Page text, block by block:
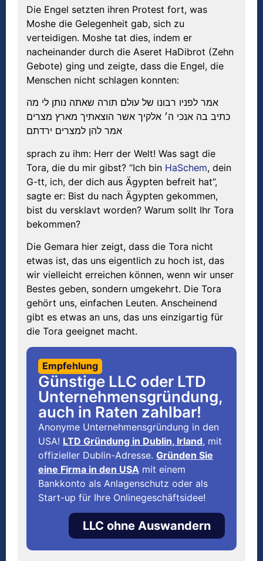
Die Engel setzten ihren Protest fort, was
Moshe die Gelegenheit gab, sich zu
verteidigen. Moshe tat dies, indem er
nacheinander durch die Aseret HaDibrot (Zehn
Gebote) ging und zeigte, dass die Engel, die
Menschen nicht schlagen konnten:
אמר לפניו רבונו של עולם תורה שאתה נותן לי מה
כתיב בה אנכי ה׳ אלקיך אשר הוצאתיך מארץ מצרים
אמר להן למצרים ירדתם
sprach zu ihm: Herr der Welt! Was sagt die
Tora, die du mir gibst? “Ich bin HaSchem, dein
G-tt, ich, der dich aus Ägypten befreit hat”,
sagte er: Bist du nach Ägypten gekommen,
bist du versklavt worden? Warum sollt Ihr Tora
bekommen?
Die Gemara hier zeigt, dass die Tora nicht
etwas ist, das uns eigentlich zu hoch ist, das
wir vielleicht erreichen können, wenn wir unser
Bestes geben, sondern umgekehrt. Die Tora
gehört uns, einfachen Leuten. Anscheinend
gibt es etwas an uns, das uns einzigartig für
die Tora geeignet macht.
Empfehlung
Günstige LLC oder LTD
Unternehmensgründung,
auch in Raten zahlbar!
Anonyme Unternehmensgründung in den
USA! LTD Gründung in Dublin, Irland, mit
offizieller Dublin-Adresse. Gründen Sie
eine Firma in den USA mit einem
Bankkonto als Anlagenschutz oder als
Start-up für Ihre Onlinegeschäftsidee!
LLC ohne Auswandern